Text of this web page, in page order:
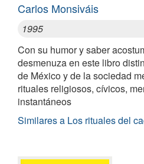
Carlos Monsiváis
1995
Con su humor y saber
desmenuza en este libro
de México y de la sociedad
rituales religiosos, cívicos,
instantáneos
Similares a Los rituales del